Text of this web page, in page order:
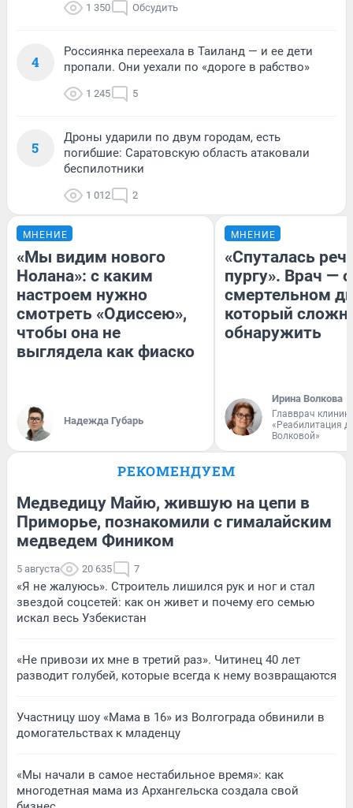
1 350 Обсудить
4
Россиянка переехала в Таиланд — и ее дети
пропали. Они уехали по «дороге в рабство»
1 245 5
5
Дроны ударили по двум городам, есть
погибшие: Саратовскую область атаковали
беспилотники
1 012 2
МНЕНИЕ
«Мы видим нового
Нолана»: с каким
настроем нужно
смотреть «Одиссею»,
чтобы она не
выглядела как фиаско
Надежда Губарь
МНЕНИЕ
«Спуталась
пургу». Врач — о
смертельном
который
обнаружить
Ирина Волкова
Главврач
«Реабилитация
Волковой»
РЕКОМЕНДУЕМ
Медведицу Майю, жившую на цепи в
Приморье, познакомили с гималайским
медведем Фиником
5 августа 20 635 7
«Я не жалуюсь». Строитель лишился рук и ног и стал
звездой соцсетей: как он живет и почему его семью
искал весь Узбекистан
«Не привози их мне в третий раз». Читинец 40 лет
разводит голубей, которые всегда к нему возвращаются
Участницу шоу «Мама в 16» из Волгограда обвинили в
домогательствах к младенцу
«Мы начали в самое нестабильное время»: как
многодетная мама из Архангельска создала свой